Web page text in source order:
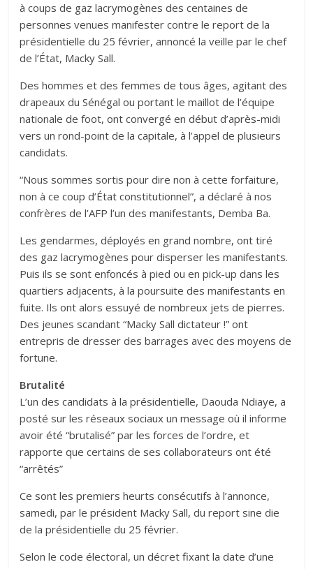
à coups de gaz lacrymogènes des centaines de
personnes venues manifester contre le report de la
présidentielle du 25 février, annoncé la veille par le chef
de l’État, Macky Sall.
Des hommes et des femmes de tous âges, agitant des
drapeaux du Sénégal ou portant le maillot de l’équipe
nationale de foot, ont convergé en début d’après-midi
vers un rond-point de la capitale, à l’appel de plusieurs
candidats.
“Nous sommes sortis pour dire non à cette forfaiture,
non à ce coup d’État constitutionnel”, a déclaré à nos
confrères de l’AFP l’un des manifestants, Demba Ba.
Les gendarmes, déployés en grand nombre, ont tiré
des gaz lacrymogènes pour disperser les manifestants.
Puis ils se sont enfoncés à pied ou en pick-up dans les
quartiers adjacents, à la poursuite des manifestants en
fuite. Ils ont alors essuyé de nombreux jets de pierres.
Des jeunes scandant “Macky Sall dictateur !” ont
entrepris de dresser des barrages avec des moyens de
fortune.
Brutalité
L’un des candidats à la présidentielle, Daouda Ndiaye, a
posté sur les réseaux sociaux un message où il informe
avoir été “brutalisé” par les forces de l’ordre, et
rapporte que certains de ses collaborateurs ont été
“arrêtés”
Ce sont les premiers heurts consécutifs à l’annonce,
samedi, par le président Macky Sall, du report sine die
de la présidentielle du 25 février.
Selon le code électoral, un décret fixant la date d’une